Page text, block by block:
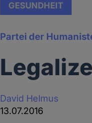
GESUNDHEIT
Partei der
David Helmus
13.07.2016